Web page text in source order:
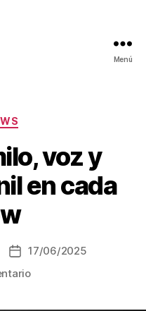
Menú
voz y
en cada
Fecha
de
17/06/2025
en